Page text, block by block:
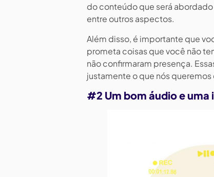
do conteúdo que será
entre outros aspectos.
Além disso, é importante que
prometa coisas que você não
não confirmaram presença.
justamente o que nós queremos
#2 Um bom áudio e